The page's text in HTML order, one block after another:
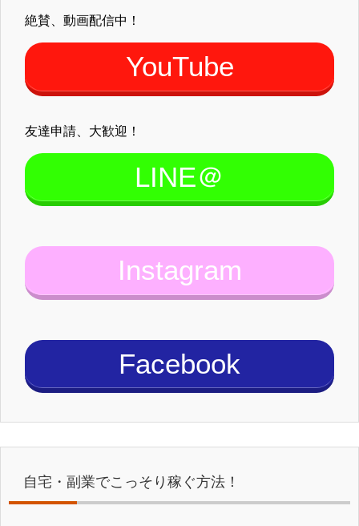
絶賛、動画配信中！
YouTube
友達申請、大歓迎！
LINE＠
Instagram
Facebook
自宅・副業でこっそり稼ぐ方法！